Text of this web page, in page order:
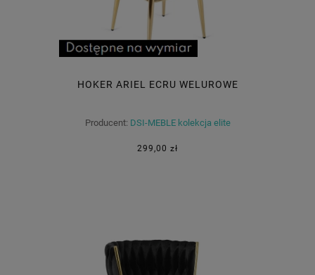
HOKER ARIEL ECRU WELUROWE
Producent: DSI-MEBLE kolekcja elite
299,00 zł